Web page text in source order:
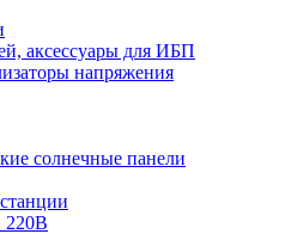
аксессуары для ИБП
напряжения
солнечные панели
220В